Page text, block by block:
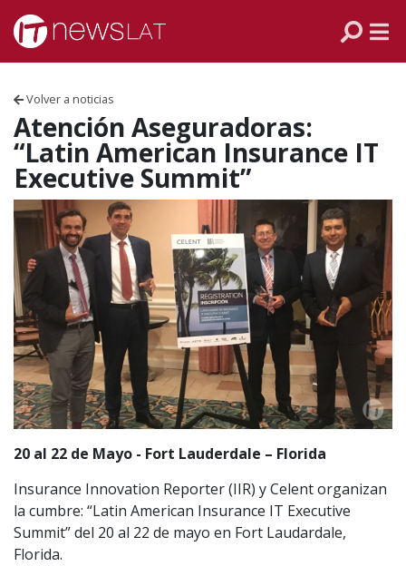
Skip to content
Volver a noticias
Atención Aseguradoras:
“Latin American Insurance IT
Executive Summit”
20 al 22 de Mayo - Fort Lauderdale – Florida
Insurance Innovation Reporter (IIR) y Celent organizan
la cumbre: “Latin American Insurance IT Executive
Summit” del 20 al 22 de mayo en Fort Laudardale,
Florida.
VENEZUELA
ECUADOR
PERÚ
CHILE
ARGENTINA
MÉXICO